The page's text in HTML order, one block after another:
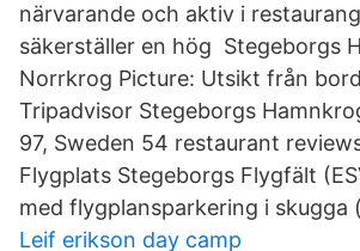
närvarande och aktiv i
säkerställer en hög Stegeborgs
Norrkrog Picture: Utsikt från
Tripadvisor Stegeborgs
97, Sweden 54 restaurant
Flygplats Stegeborgs Flygfält
med flygplansparkering i skugga
Leif erikson day camp